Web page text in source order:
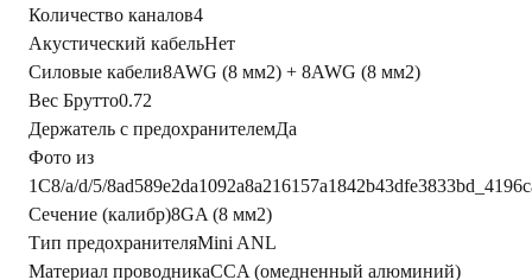
Количество каналов4
Акустический кабельНет
Силовые кабели8AWG (8 мм2) + 8AWG (8 мм2)
Вес Брутто0.72
Держатель с предохранителемДа
Фото из
1С8/a/d/5/
Сечение (калибр)8GA (8 мм2)
Тип предохранителяMini ANL
Материал проводникаCCA (омедненный алюминий)